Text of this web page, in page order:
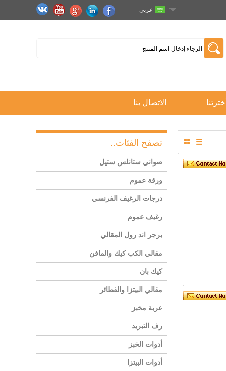
عربى
الاتصال بنا
تصفح الفئات..
صواني ستانلس ستيل
ورقة عموم
درجات الرغيف الفرنسي
رغيف عموم
برجر اند رول المقالي
مقالي الكب كيك والمافن
كيك بان
مقالي البيتزا والفطائر
عربة مخبز
رف التبريد
أدوات الخبز
أدوات البيتزا